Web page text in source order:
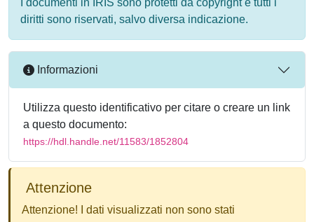
diritti sono riservati, salvo diversa indicazione.
Informazioni
Utilizza questo identificativo per citare o creare un link
a questo documento:
https://hdl.handle.net/11583/1852804
Attenzione
Attenzione! I dati visualizzati non sono stati